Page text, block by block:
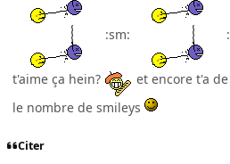
:sm:
t'aime ça hein?
et encore t'a
le nombre de smileys
Citer